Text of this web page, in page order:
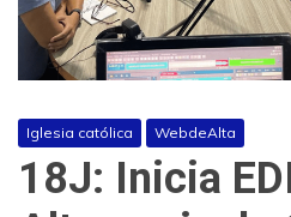
Iglesia católica WebdeAlta
18J: Inicia